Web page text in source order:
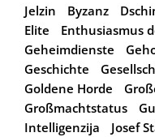
Jelzin
Byzanz
Elite
Enthusiasmus
Geheimdienste
Geschichte
Goldene Horde
Großmachtstatus
Intelligenzija
Josef